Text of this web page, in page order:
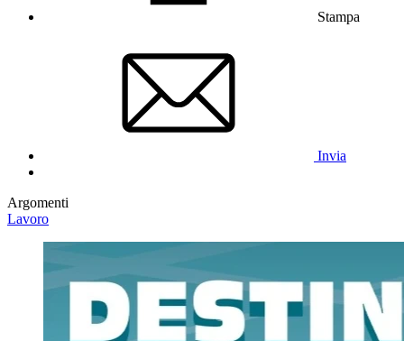
Stampa
Invia
Argomenti
Lavoro